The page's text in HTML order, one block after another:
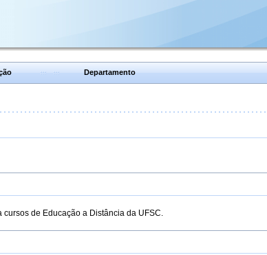
Departamento
de Educação a Distância da UFSC.